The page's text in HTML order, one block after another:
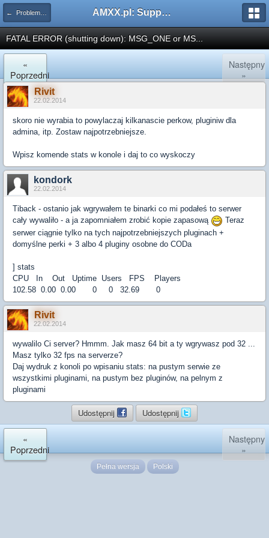
← Problemy z pluginami AMXX.pl: Support AMX Mod X i SourceMod
FATAL ERROR (shutting down): MSG_ONE or MS...
«
Poprzedni
Następny
»
Rivit
22.02.2014
skoro nie wyrabia to powylaczaj kilkanascie perkow, pluginiw dla
admina, itp. Zostaw najpotrzebniejsze.
Wpisz komende stats w konole i daj to co wyskoczy
kondork
22.02.2014
Tiback - ostanio jak wgrywałem te binarki co mi podałeś to serwer
cały wywaliło - a ja zapomniałem zrobić kopie zapasową
Teraz
serwer ciągnie tylko na tych najpotrzebniejszych pluginach +
domyślne perki + 3 albo 4 pluginy osobne do CODa
] stats
CPU In Out Uptime Users FPS Players
102.58 0.00 0.00 0 0 32.69 0
Rivit
22.02.2014
wywalilo Ci server? Hmmm. Jak masz 64 bit a ty wgrywasz pod 32 ...
Masz tylko 32 fps na serverze?
Daj wydruk z konoli po wpisaniu stats: na pustym serwie ze
wszystkimi pluginami, na pustym bez pluginów, na pelnym z
pluginami
Udostępnij Udostępnij
«
Poprzedni
Następny
»
Pełna wersja Polski